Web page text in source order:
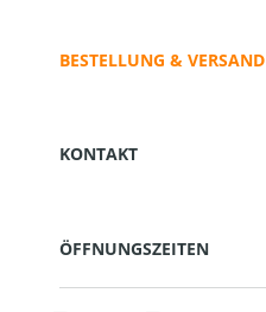
BESTELLUNG & VERSAND
KONTAKT
ÖFFNUNGSZEITEN